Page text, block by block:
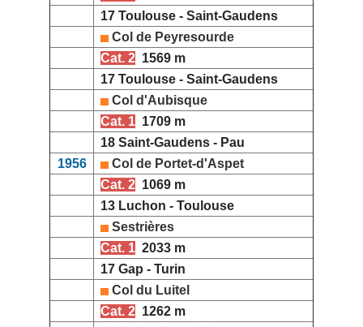
17 Toulouse - Saint-Gaudens
Col de Peyresourde
Cat. 2 1569 m
17 Toulouse - Saint-Gaudens
Col d'Aubisque
Cat. 1 1709 m
18 Saint-Gaudens - Pau
1956
Col de Portet-d'Aspet
Cat. 2 1069 m
13 Luchon - Toulouse
Sestrières
Cat. 1 2033 m
17 Gap - Turin
Col du Luitel
Cat. 2 1262 m